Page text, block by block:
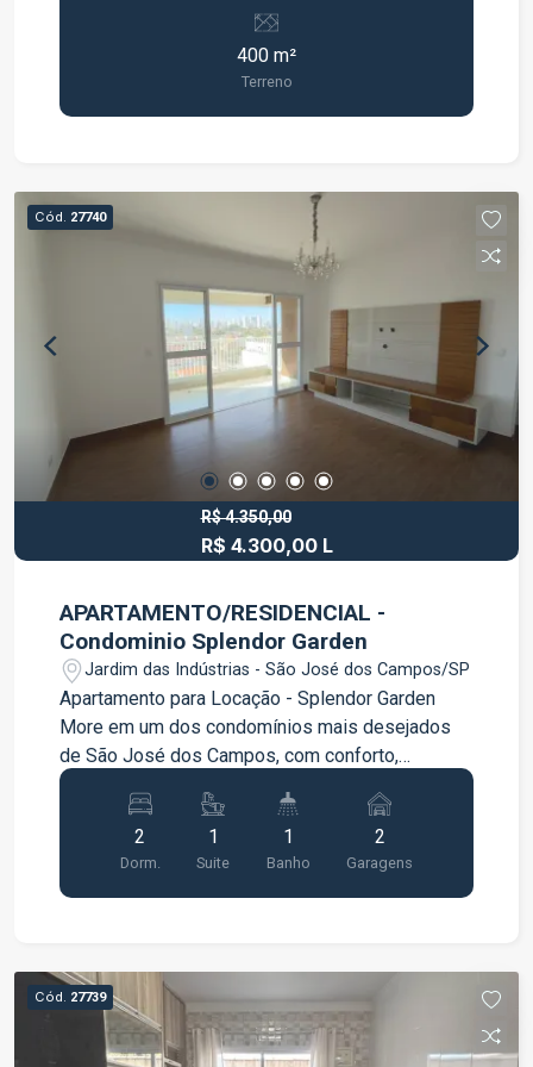
terreno possui 400 m², topografia plana,
proporcionando mais praticidade e economia
para a execução da obra. Localizado no Parque
Itamarati, o imóvel está em um bairro
conta com comércios, escolas, supermercados,
serviços e diversas conveniências que garantem
praticidade no dia a dia. Ideal para projetos
residenciais, o terreno reúne localização
privilegiada, ótima metragem e excelente
potencial de valorização. Entre em contato para
mais informações e agende uma visita.
400 m²
Terreno
Cód. 27740
R$ 4.350,00
R$ 4.300,00 L
APARTAMENTO/RESIDENCIAL -
Condominio Splendor Garden
Jardim das Indústrias - São José dos Campos/SP
Apartamento para Locação - Splendor Garden
More em um dos condomínios mais desejados
de São José dos Campos, com conforto,
sofisticação e uma estrutura de lazer completa.
Características do imóvel 2 dormitórios, sendo 1
suíte com armários planejados e ventilador de
teto Sala com rack e painel para TV Cozinha
planejada com armários, fogão, forno embutido e
churrasqueira e armário planejado 2 Vagas de
garagem Subsolo e possui Hobby Box.
Condomínio Splendor Garden Portaria e
2
Dorm.
1
Suite
1
Banho
2
Garagens
Cód. 27739